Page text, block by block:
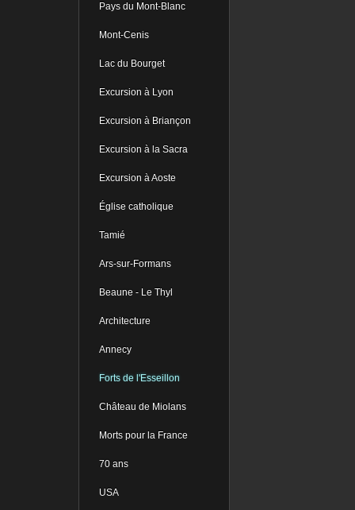
Pays du Mont-Blanc
Mont-Cenis
Lac du Bourget
Excursion à Lyon
Excursion à Briançon
Excursion à la Sacra
Excursion à Aoste
Église catholique
Tamié
Ars-sur-Formans
Beaune - Le Thyl
Architecture
Annecy
Forts de l'Esseillon
Château de Miolans
Morts pour la France
70 ans
USA